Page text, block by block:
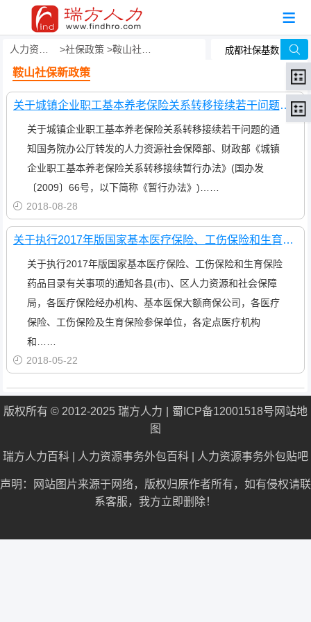
社保政策 鞍山社保新政策
鞍山社保新政策
关于城镇企业职工基本养老保险关系转移接续若干问题的通知
关于城镇企业职工基本养老保险关系转移接续若干问题的通
知国务院办公厅转发的人力资源社会保障部、财政部《城镇
企业职工基本养老保险关系转移接续暂行办法》(国办发
〔2009〕66号，以下简称《暂行办法》)……
2018-08-28
关于执行2017年版国家基本医疗保险、工伤保险和生育保险药品目录有关事项的通知
关于执行2017年版国家基本医疗保险、工伤保险和生育保险
药品目录有关事项的通知各县(市)、区人力资源和社会保障
局，各医疗保险经办机构、基本医保大额商保公司，各医疗
保险、工伤保险及生育保险参保单位，各定点医疗机构
和……
2018-05-22
版权所有 © 2012-2025 瑞方人力 蜀ICP备12001518号 网站地
图
瑞方人力百科 人力资源事务外包百科 人力资源事务外包贴吧
声明：网站图片来源于网络，版权归原作者所有，如有侵权请联
系客服，我方立即删除！